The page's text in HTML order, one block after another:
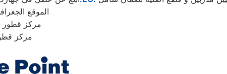
الموقع
مركز قطور
مركز